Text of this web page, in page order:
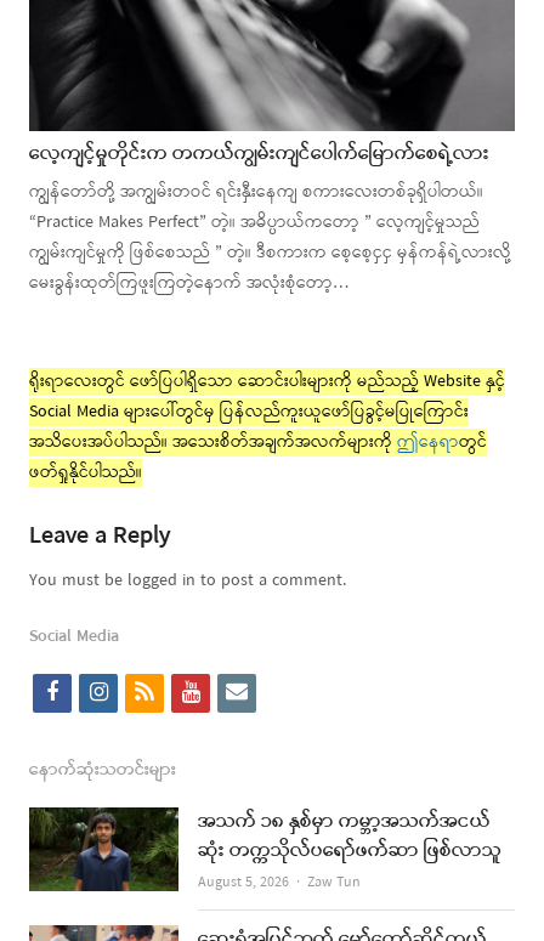
လေ့ကျင့်မှုတိုင်းက တကယ်ကျွမ်းကျင်ပေါက်မြောက်စေရဲ့လား
ကျွန်တော်တို့ အကျွမ်းတဝင် ရင်းနှီးနေကျ စကားလေးတစ်ခုရှိပါတယ်။
“Practice Makes Perfect” တဲ့။ အဓိပ္ပာယ်ကတော့ ” လေ့ကျင့်မှုသည်
ကျွမ်းကျင်မှုကို ဖြစ်စေသည် ” တဲ့။ ဒီစကားက စေ့စေ့ငှငှ မှန်ကန်ရဲ့လားလို့
မေးခွန်းထုတ်ကြဖူးကြတဲ့နောက် အလုံးစုံတော့…
ရိုးရာလေးတွင် ဖော်ပြပါရှိသော ဆောင်းပါးများကို မည်သည့် Website နှင့်
Social Media များပေါ်တွင်မှ ပြန်လည်ကူးယူဖော်ပြခွင့်မပြုကြောင်း
အသိပေးအပ်ပါသည်။ အသေးစိတ်အချက်အလက်များကို ဤနေရာတွင်
ဖတ်ရှုနိုင်ပါသည်။
Leave a Reply
You must be logged in to post a comment.
Social Media
f
c
e
b
o
o
i
s
t
a
g
r
r
s
y
t
u
b
e
i
l
နောက်ဆုံးသတင်းများ
အသက် ၁၈ နှစ်မှာ ကမ္ဘာ့အသက်အငယ်
ဆုံး တက္ကသိုလ်ပရော်ဖက်ဆာ ဖြစ်လာသူ
August 5, 2026 Author
Zaw Tun